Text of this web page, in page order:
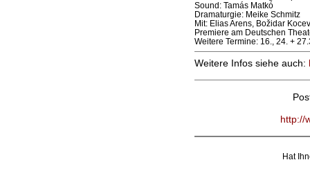
Sound: Tamás Matkó
Dramaturgie: Meike Schmitz
Mit: Elias Arens, Božidar
Premiere am Deutschen
Weitere Termine: 16., 24. +
Weitere Infos siehe auch:
http://
Hat